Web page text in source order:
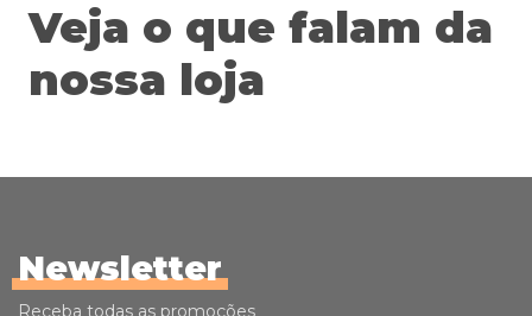
Veja o que falam da
nossa loja
Newsletter
Receba todas as promoções